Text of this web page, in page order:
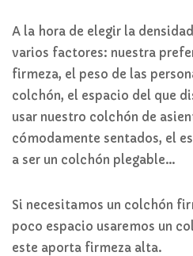
A la hora de elegir la
varios factores: nuestra
firmeza, el peso de las
colchón, el espacio del que
usar nuestro colchón de
cómodamente sentados, el
a ser un colchón plegable…
Si necesitamos un colchón
poco espacio usaremos un
este aporta firmeza alta.